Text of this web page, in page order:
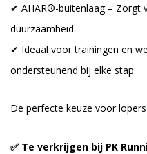
✔ AHAR®-buitenlaag – Zorgt
duurzaamheid.
✔ Ideaal voor trainingen en
ondersteunend bij elke stap.
De perfecte keuze voor
✅ Te verkrijgen bij PK